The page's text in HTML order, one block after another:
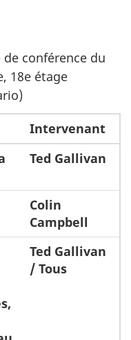
de conférence du
18e étage
Intervenant
Ted Gallivan
Colin
Campbell
Ted Gallivan
/ Tous